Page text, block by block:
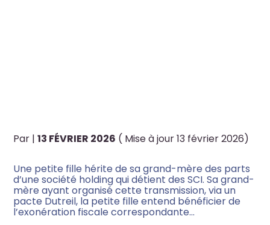
Travailleur à l’international
Par |13 FÉVRIER 2026 ( Mise à jour 13 février 2026)
Une petite fille hérite de sa grand-mère des parts
d’une société holding qui détient des SCI. Sa grand-
mère ayant organisé cette transmission, via un
pacte Dutreil, la petite fille entend bénéficier de
l’exonération fiscale correspondante…